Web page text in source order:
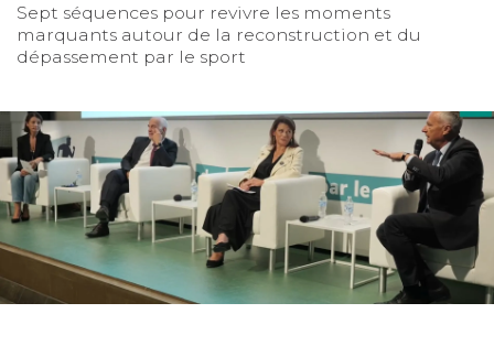
Sept séquences pour revivre les moments
marquants autour de la reconstruction et du
dépassement par le sport